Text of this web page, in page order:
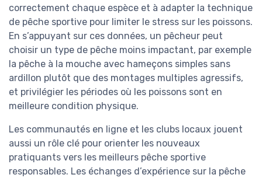
correctement chaque espèce et à adapter la technique
de pêche sportive pour limiter le stress sur les poissons.
En s’appuyant sur ces données, un pêcheur peut
choisir un type de pêche moins impactant, par exemple
la pêche à la mouche avec hameçons simples sans
ardillon plutôt que des montages multiples agressifs,
et privilégier les périodes où les poissons sont en
meilleure condition physique.
Les communautés en ligne et les clubs locaux jouent
aussi un rôle clé pour orienter les nouveaux
pratiquants vers les meilleurs pêche sportive
responsables. Les échanges d’expérience sur la pêche